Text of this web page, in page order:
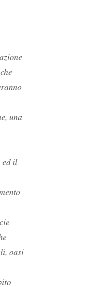
una
ed il
oasi